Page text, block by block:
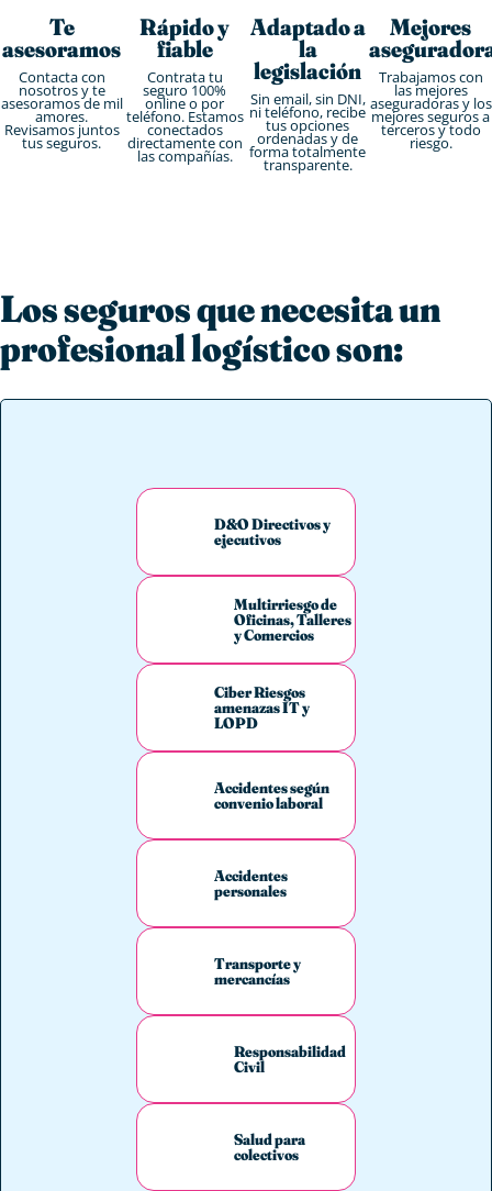
Te
asesoramos
Contacta con
nosotros y te
asesoramos de mil
amores.
Revisamos juntos
tus seguros.
Rápido y
fiable
Contrata tu
seguro 100%
online o por
teléfono. Estamos
conectados
directamente con
las compañías.
Adaptado a
la
legislación
Sin email, sin DNI,
ni teléfono, recibe
tus opciones
ordenadas y de
forma totalmente
transparente.
Mejores
Trabajamos con
las mejores
aseguradoras y los
mejores seguros a
terceros y todo
riesgo.
Los seguros que necesita un
profesional logístico son:
D&O Directivos y
ejecutivos
Multirriesgo de
Oficinas, Talleres
y Comercios
Ciber Riesgos
amenazas IT y
LOPD
Accidentes según
convenio laboral
Accidentes
personales
Transporte y
mercancías
Responsabilidad
Civil
Salud para
colectivos